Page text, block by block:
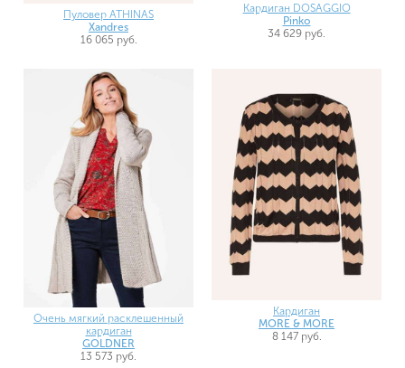
Пуловер ATHINAS
Xandres
16 065 руб.
Кардиган DOSAGGIO
Pinko
34 629 руб.
Очень мягкий расклешенный
кардиган
GOLDNER
13 573 руб.
Кардиган
MORE & MORE
8 147 руб.